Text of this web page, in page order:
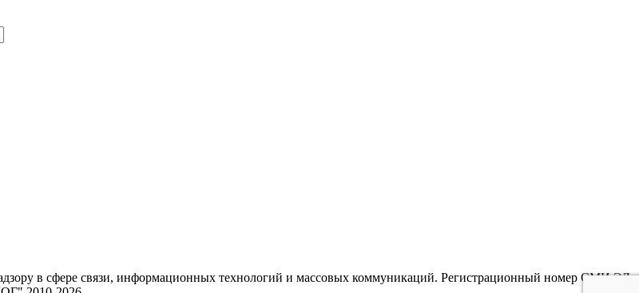
в сфере связи, информационных технологий и массовых коммуникаций. Регистрационный номер СМИ ЭЛ